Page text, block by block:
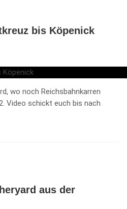
bis Köpenick
wo noch Reichsbahnkarren
Video schickt euch bis nach
aus der